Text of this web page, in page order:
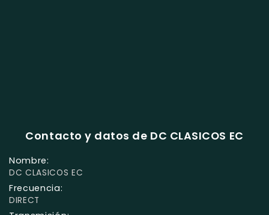
Contacto y datos de DC CLASICOS EC
Nombre:
DC CLASICOS EC
Frecuencia:
DIRECT